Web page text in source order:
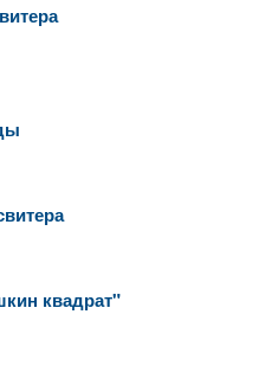
квадрат"